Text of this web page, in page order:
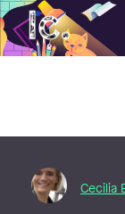
Cecilia